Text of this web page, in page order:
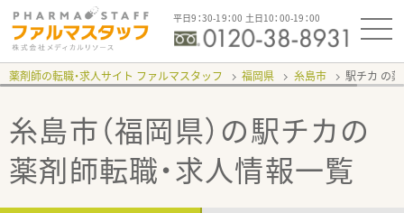
平日9：30-19：00 土日10：00-19：00
薬剤師の転職・求人サイト ファルマスタッフ 福岡県 糸島市 駅チカ
糸島市（福岡県）の駅チカの
薬剤師転職・求人情報一覧